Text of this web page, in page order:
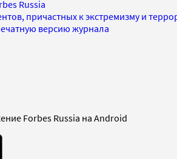
Russia
причастных к экстремизму и
версию журнала
Forbes Russia на Android